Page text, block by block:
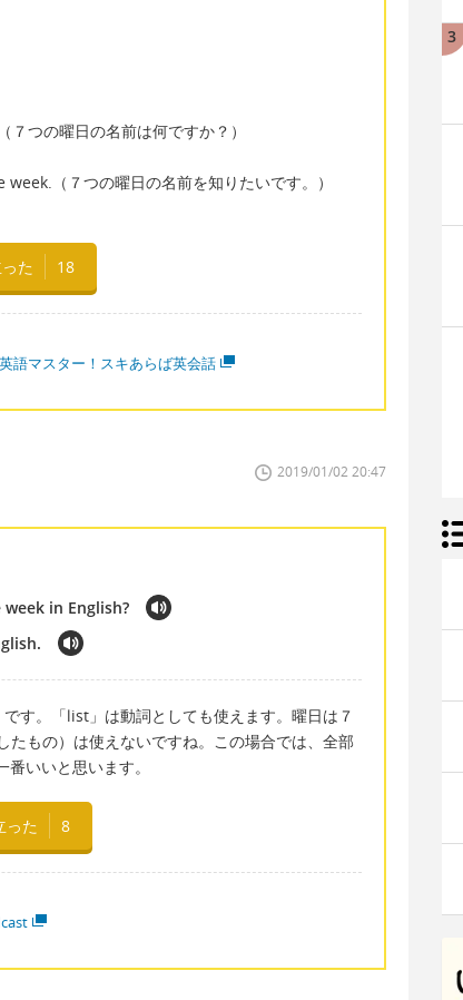
つの曜日の名前は何ですか？）
（７つの曜日の名前を知りたいです。）
た 18
語マスター！スキあらば英会話
2019/01/02 20:47
in English?
す。「list」は動詞としても使えます。曜日は７
もの）は使えないですね。この場合では、全部
いいと思います。
った 8
3